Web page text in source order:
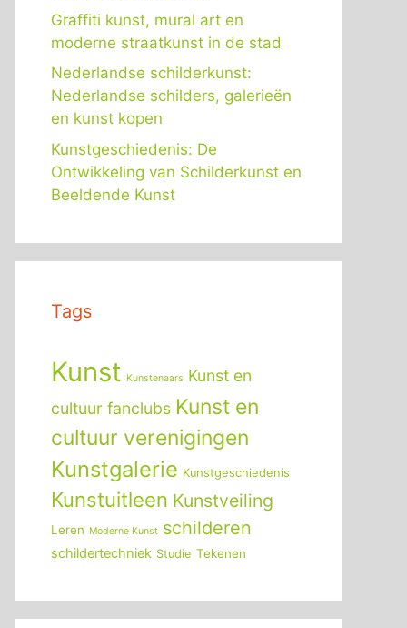
Graffiti kunst, mural art en
moderne straatkunst in de stad
Nederlandse schilderkunst:
Nederlandse schilders, galerieën
en kunst kopen
Kunstgeschiedenis: De
Ontwikkeling van Schilderkunst en
Beeldende Kunst
Tags
Kunst Kunstenaars Kunst en
cultuur fanclubs Kunst en
cultuur verenigingen
Kunstgalerie Kunstgeschiedenis
Kunstuitleen Kunstveiling
Leren Moderne Kunst schilderen
schildertechniek Studie Tekenen